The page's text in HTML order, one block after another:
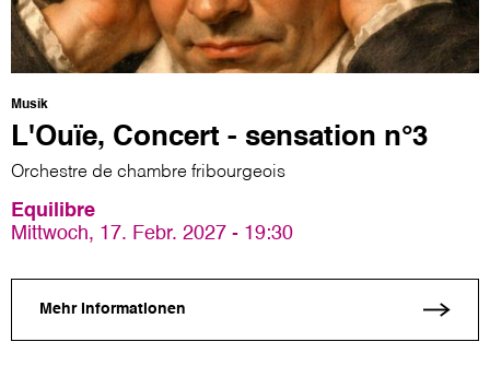
Musik
L'Ouïe, Concert - sensation n°3
Orchestre de chambre fribourgeois
Equilibre
Mittwoch, 17. Febr. 2027 - 19:30
Mehr Informationen